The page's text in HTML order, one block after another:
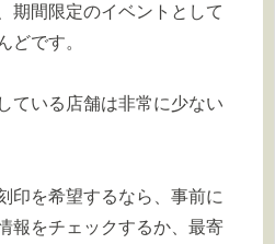
期間限定のイベントとして
どです。
ている店舗は非常に少ない
印を希望するなら、事前に
報をチェックするか、最寄